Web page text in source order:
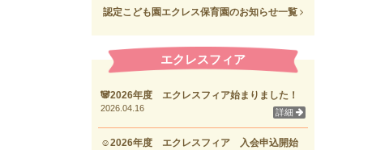
認定こども園エクレス保育園のお知らせ一覧
エクレスフィア
🐼2026年度 エクレスフィア始まりました！
2026.04.16 詳細
☺2026年度 エクレスフィア 入会申込開始